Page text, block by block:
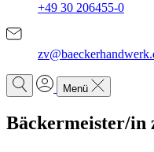
+49 30 206455-0
Menü
Bäckermeister/in